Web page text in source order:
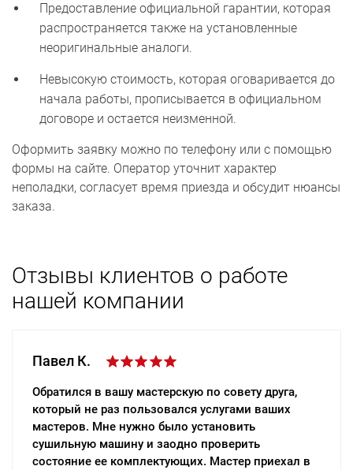
Предоставление официальной гарантии, которая
распространяется также на установленные
неоригинальные аналоги.
Невысокую стоимость, которая оговаривается до
начала работы, прописывается в официальном
договоре и остается неизменной.
Оформить заявку можно по телефону или с помощью
формы на сайте. Оператор уточнит характер
неполадки, согласует время приезда и обсудит нюансы
заказа.
Отзывы клиентов о работе
нашей компании
Павел К.
Обратился в вашу мастерскую по совету друга,
который не раз пользовался услугами ваших
мастеров. Мне нужно было установить
сушильную машину и заодно проверить
состояние ее комплектующих. Мастер приехал в
Евгений Т.
Выражаю благодарность мастерам вашей
компании за быстрый и качественный ремонт
холодильника. Починить нужно было срочно,
поэтому обратился именно к вам. Все на высшем
уровне – и обслуживание, и цены. Быстро